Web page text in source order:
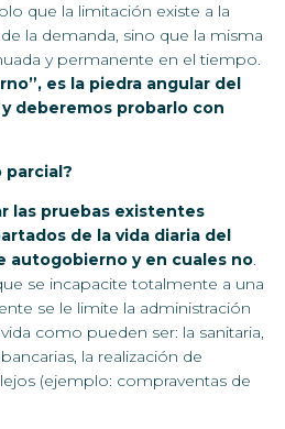
que la limitación existe a la
la demanda, sino que la misma
y permanente en el tiempo.
es la piedra angular del
deberemos probarlo con
parcial?
las pruebas existentes
de la vida diaria del
autogobierno y en cuales no.
se incapacite totalmente a una
se le limite la administración
como pueden ser: la sanitaria,
la realización de
(ejemplo: compraventas de